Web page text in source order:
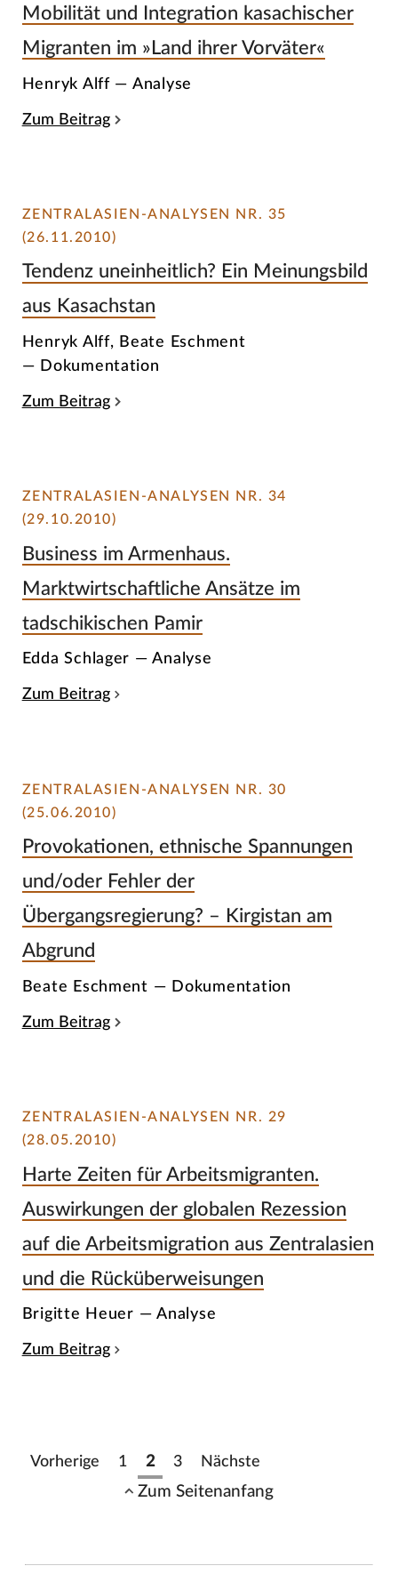
Mobilität und Integration kasachischer
Migranten im »Land ihrer Vorväter«
Henryk Alff — Analyse
Zum Beitrag
ZENTRALASIEN-ANALYSEN NR. 35
(26.11.2010)
Tendenz uneinheitlich? Ein Meinungsbild
aus Kasachstan
Henryk Alff, Beate Eschment
— Dokumentation
Zum Beitrag
ZENTRALASIEN-ANALYSEN NR. 34
(29.10.2010)
Business im Armenhaus.
Marktwirtschaftliche Ansätze im
tadschikischen Pamir
Edda Schlager — Analyse
Zum Beitrag
ZENTRALASIEN-ANALYSEN NR. 30
(25.06.2010)
Provokationen, ethnische Spannungen
und/oder Fehler der
Übergangsregierung? – Kirgistan am
Abgrund
Beate Eschment — Dokumentation
Zum Beitrag
ZENTRALASIEN-ANALYSEN NR. 29
(28.05.2010)
Harte Zeiten für Arbeitsmigranten.
Auswirkungen der globalen Rezession
auf die Arbeitsmigration aus Zentralasien
und die Rücküberweisungen
Brigitte Heuer — Analyse
Zum Beitrag
Vorherige 1 2 3 Nächste
Zum Seitenanfang